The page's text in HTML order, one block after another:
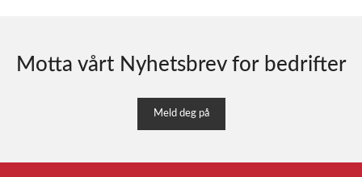
Motta vårt Nyhetsbrev for bedrifter
Meld deg på